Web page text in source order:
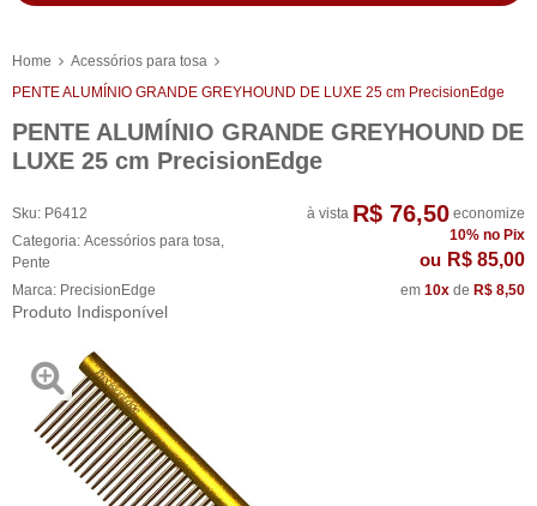
Home
Acessórios para tosa
PENTE ALUMÍNIO GRANDE GREYHOUND DE LUXE 25 cm PrecisionEdge
PENTE ALUMÍNIO GRANDE GREYHOUND DE
LUXE 25 cm PrecisionEdge
Sku: P6412
Categoria: Acessórios para tosa
Pente
Marca: PrecisionEdge
Produto Indisponível
R$ 85,00
à vista R$ 76,50 economize
10% no Pix
em 10x de R$ 8,50